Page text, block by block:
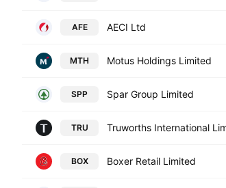
AFE AECI Ltd
MTH Motus Holdings Limited
SPP Spar Group Limited
TRU
BOX Boxer Retail Limited